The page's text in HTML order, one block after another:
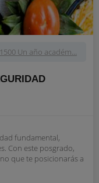
1500 Un año académ...
fundamental,
Con este posgrado,
que te posicionarás a